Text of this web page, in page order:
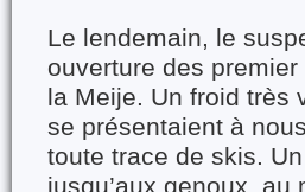
Le lendemain, le
ouverture des
la Meije. Un froid très
se présentaient à
toute trace de skis.
jusqu’aux genoux,